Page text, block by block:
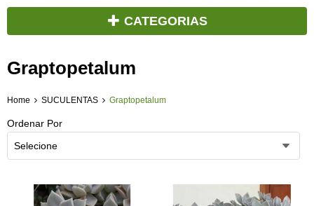
CATEGORIAS
Graptopetalum
Home SUCULENTAS Graptopetalum
Ordenar Por
Selecione